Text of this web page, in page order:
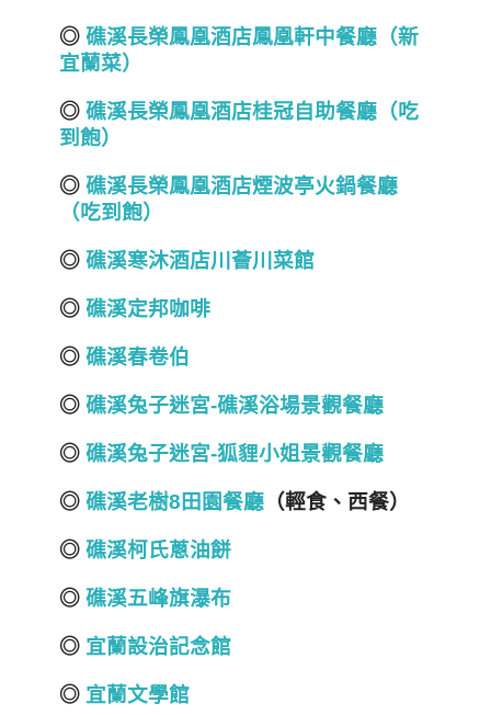
◎ 礁溪長榮鳳凰酒店鳳凰軒中餐廳（新
宜蘭菜）
◎ 礁溪長榮鳳凰酒店桂冠自助餐廳（吃
到飽）
◎ 礁溪長榮鳳凰酒店煙波亭火鍋餐廳
（吃到飽）
◎ 礁溪寒沐酒店川薈川菜館
◎ 礁溪定邦咖啡
◎ 礁溪春卷伯
◎ 礁溪兔子迷宮-礁溪浴場景觀餐廳
◎ 礁溪兔子迷宮-狐貍小姐景觀餐廳
◎ 礁溪老樹8田園餐廳 （輕食、西餐）
◎ 礁溪柯氏蔥油餅
◎ 礁溪五峰旗瀑布
◎ 宜蘭設治記念館
◎ 宜蘭文學館